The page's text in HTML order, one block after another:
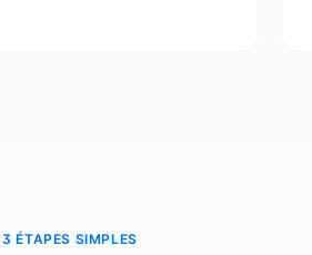
3 ÉTAPES SIMPLES